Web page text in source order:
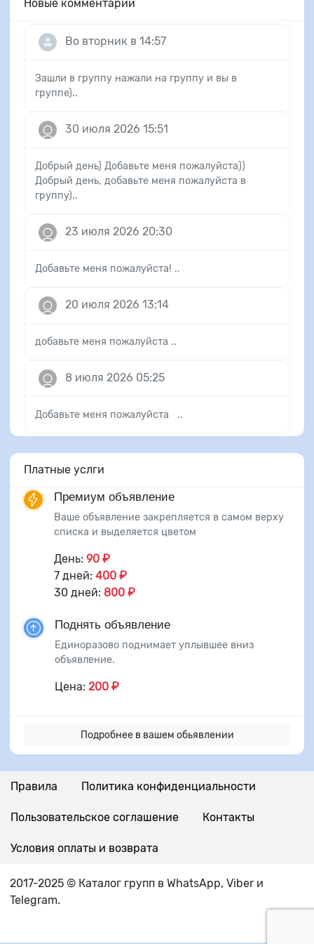
Новые комментарии
Во вторник в 14:57
Зашли в группу нажали на группу и вы в
группе)..
30 июля 2026 15:51
Добрый день) Добавьте меня пожалуйста))
Добрый день, добавьте меня пожалуйста в
группу)..
23 июля 2026 20:30
Добавьте меня пожалуйста! ..
20 июля 2026 13:14
добавьте меня пожалуйста ..
8 июля 2026 05:25
Добавьте меня пожалуйста ..
Платные услги
Премиум объявление
Ваше объявление закрепляется в самом верху
списка и выделяется цветом
День: 90 ₽
7 дней: 400 ₽
30 дней: 800 ₽
Поднять объявление
Единоразово поднимает уплывшее вниз
объявление.
Цена: 200 ₽
Подробнее в вашем обьявлении
Правила Политика конфиденциальности
Пользовательское соглашение Контакты
Условия оплаты и возврата
2017-2025 © Каталог групп в WhatsApp, Viber и
Telegram.